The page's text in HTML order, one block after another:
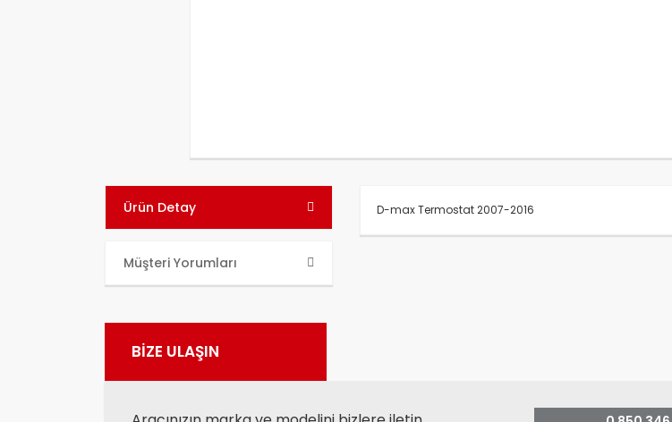
Ürün Detay
Müşteri Yorumları
D-max Termostat 2007-2016
Ürün fiyatı diğer sitelerden daha pahalı.
BİZE ULAŞIN